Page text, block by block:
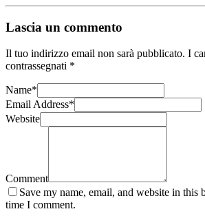
Lascia un commento
Il tuo indirizzo email non sarà pubblicato. I
contrassegnati *
Name*
Email Address*
Website
Comment
Save my name, email, and website in this
time I comment.